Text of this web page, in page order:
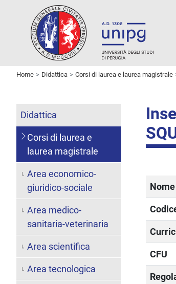
Home Didattica Corsi di laurea e laurea magistrale
CFU
Didattica
Corsi di laurea e
laurea magistrale
Area economico-
giuridico-sociale
Area medico-
sanitaria-veterinaria
Area scientifica
Area tecnologica